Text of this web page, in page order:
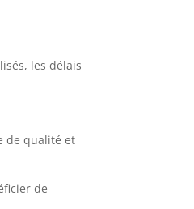
les délais
de qualité et
de